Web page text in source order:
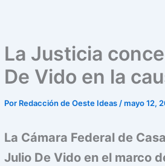
La Justicia
De Vido en la
Por Redacción de Oeste Ideas /mayo 12,
La Cámara Federal de
Julio De Vido en el marco